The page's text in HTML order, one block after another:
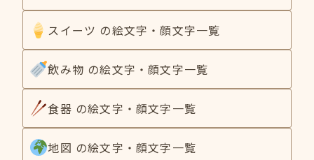
スイーツ の絵文字・顔文字一覧
飲み物 の絵文字・顔文字一覧
食器 の絵文字・顔文字一覧
地図 の絵文字・顔文字一覧